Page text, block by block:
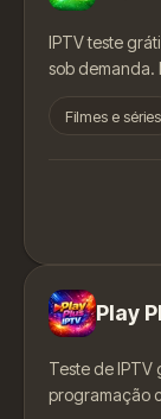
IPTV teste
sob demanda.
Filmes e séries
Play
Teste de IPTV
programação